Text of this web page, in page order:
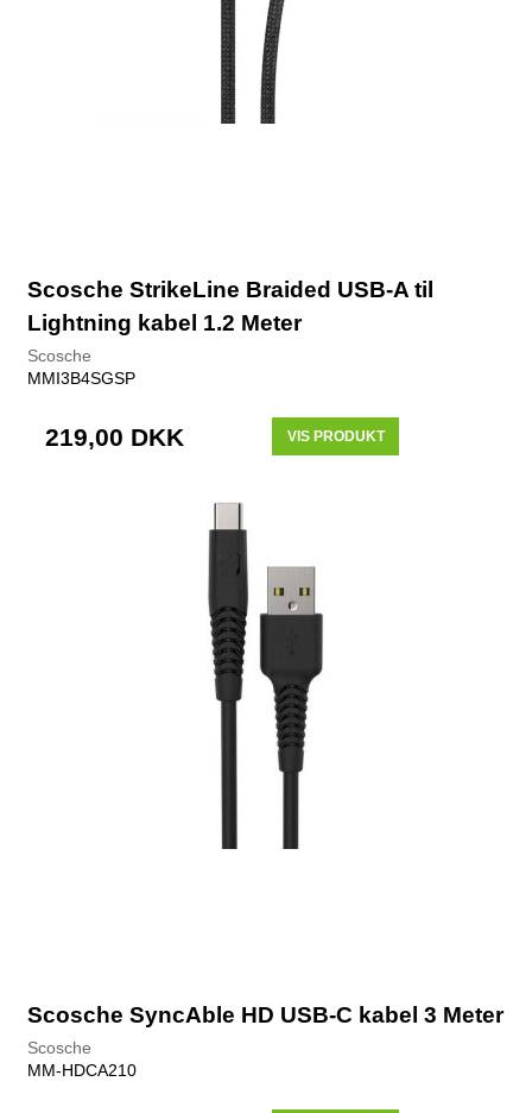
Scosche StrikeLine Braided USB-A til
Lightning kabel 1.2 Meter
Scosche
MMI3B4SGSP
219,00 DKK VIS PRODUKT
Scosche SyncAble HD USB-C kabel 3 Meter
Scosche
MM-HDCA210